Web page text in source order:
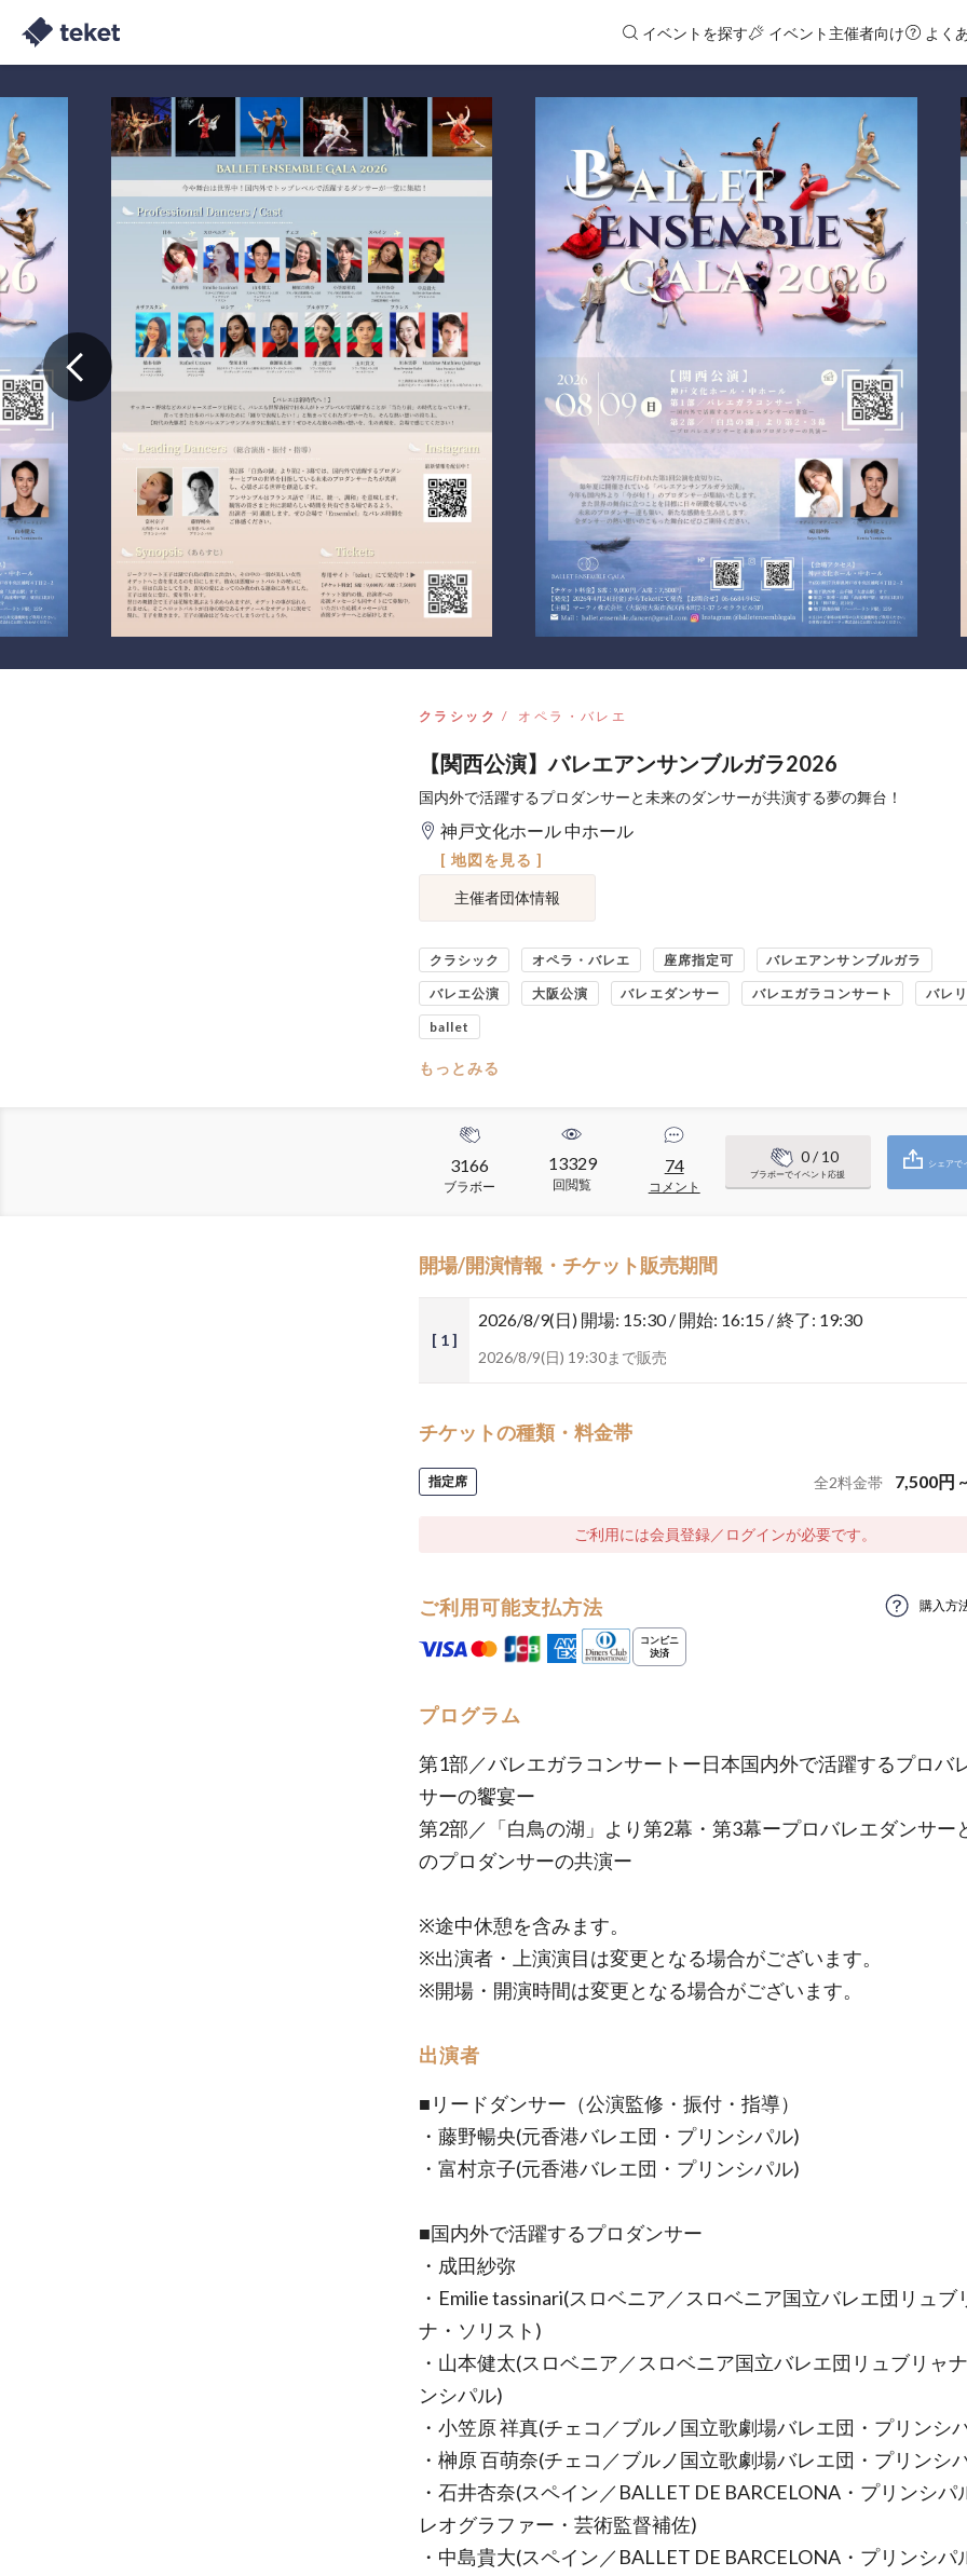
イベントを探す イベント主催者向け よく
クラシック オペラ・バレエ
【関西公演】バレエアンサンブルガラ2026
国内外で活躍するプロダンサーと未来のダンサーが共演する夢の舞台！
神戸文化ホール 中ホール
[ 地図を見る ]
主催者団体情報
クラシック オペラ・バレエ 座席指定可 バレエアンサンブルガラ
バレエ公演 大阪公演 バレエダンサー バレエガラコンサート バレ
ballet
もっとみる
3166
ブラボー
13329
回閲覧
74
コメント
0/ 10
ブラボーでイベント応援
シェアで
開場/開演情報・チケット販売期間
[ 1 ]
2026/8/9(日) 開場: 15:30 / 開始: 16:15 / 終了: 19:30
2026/8/9(日) 19:30まで販売
チケットの種類・料金帯
指定席 全2料金帯 7,500円 ~
ご利用には会員登録／ログインが必要です。
ご利用可能支払方法 購入方
プログラム
第1部／バレエガラコンサートー日本国内外で活躍するプロバ
サーの饗宴ー
第2部／「白鳥の湖」より第2幕・第3幕ープロバレエダンサー
のプロダンサーの共演ー
※途中休憩を含みます。
※出演者・上演演目は変更となる場合がございます。
※開場・開演時間は変更となる場合がございます。
出演者
■リードダンサー（公演監修・振付・指導）
・藤野暢央(元香港バレエ団・プリンシパル)
・富村京子(元香港バレエ団・プリンシパル)
■国内外で活躍するプロダンサー
・成田紗弥
・Emilie tassinari(スロベニア／スロベニア国立バレエ団リュブ
ナ・ソリスト)
・山本健太(スロベニア／スロベニア国立バレエ団リュブリャ
ンシパル)
・小笠原 祥真(チェコ／ブルノ国立歌劇場バレエ団・プリンシ
・榊原 百萌奈(チェコ／ブルノ国立歌劇場バレエ団・プリンシ
・石井杏奈(スペイン／BALLET DE BARCELONA・プリンシパ
レオグラファー・芸術監督補佐)
・中島貴大(スペイン／BALLET DE BARCELONA・プリンシパ